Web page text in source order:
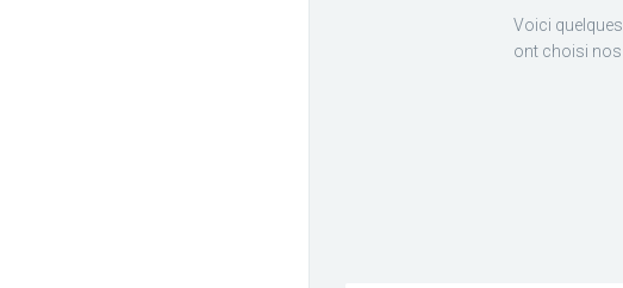
Voici
ont choisi nos